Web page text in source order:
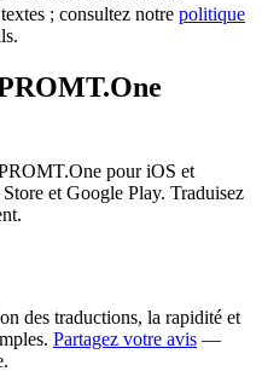
; consultez notre politique
pour iOS et
et Google Play. Traduisez
des traductions, la rapidité et
Partagez votre avis —